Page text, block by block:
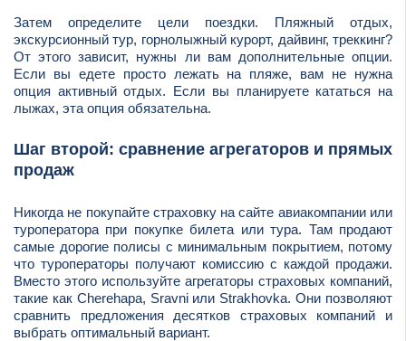
Затем определите цели поездки. Пляжный отдых,
экскурсионный тур, горнолыжный курорт, дайвинг, треккинг?
От этого зависит, нужны ли вам дополнительные опции.
Если вы едете просто лежать на пляже, вам не нужна
опция активный отдых. Если вы планируете кататься на
лыжах, эта опция обязательна.
Шаг второй: сравнение агрегаторов и прямых
продаж
Никогда не покупайте страховку на сайте авиакомпании или
туроператора при покупке билета или тура. Там продают
самые дорогие полисы с минимальным покрытием, потому
что туроператоры получают комиссию с каждой продажи.
Вместо этого используйте агрегаторы страховых компаний,
такие как Cherehapa, Sravni или Strakhovka. Они позволяют
сравнить предложения десятков страховых компаний и
выбрать оптимальный вариант.